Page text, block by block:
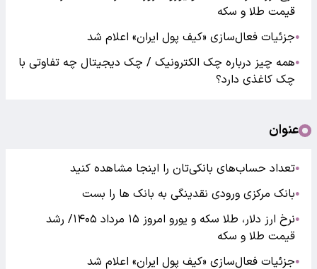
قیمت طلا و سکه
●جزئیات فعال‌سازی «کیف پول ایران» اعلام شد
●همه چیز درباره چک الکترونیک / چک دیجیتال چه تفاوتی با
چک کاغذی دارد؟
عنوان
●تعداد حساب‌های بانکی‌تان را اینجا مشاهده کنید
●بانک مرکزی ورودی نقدینگی به بانک ها را بست
●
نرخ ارز دلار، طلا سکه و یورو امروز ۱۵ مرداد ۱۴۰۵/ رشد
قیمت طلا و سکه
●جزئیات فعال‌سازی «کیف پول ایران» اعلام شد